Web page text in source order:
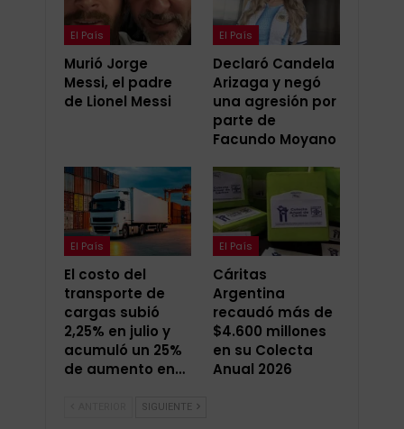
El País
Murió Jorge
Messi, el padre
de Lionel Messi
El País
Declaró Candela
Arizaga y negó
una agresión por
parte de
Facundo Moyano
El País
El costo del
transporte de
cargas subió
2,25% en julio y
acumuló un 25%
de aumento en…
El País
Cáritas
Argentina
recaudó más de
$4.600 millones
en su Colecta
Anual 2026
SIGUIENTE